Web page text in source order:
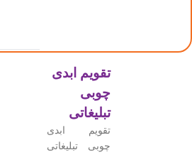
تقویم ابدی
چوبی
تبلیغاتی
تقویم ابدی
چوبی تبلیغاتی